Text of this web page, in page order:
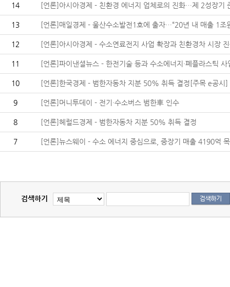
14 [언론]아시아경제 - 친환경 에너지 업체로의 진화…제 2성장기
13 [언론]매일경제 - 울산수소발전1호에 출자…“20년 내 매출 1조
12 [언론]아시아경제 - 수소연료전지 사업 확장과 친환경차 시장
11 [언론]파이낸셜뉴스 - 한전기술 등과 수소에너지·폐플라스틱
10 [언론]한국경제 - 범한자동차 지분 50% 취득 결정[주목 e공시]
9 [언론]머니투데이 - 전기·수소버스 범한車 인수
8 [언론]헤럴드경제 - 범한자동차 지분 50% 취득 결정
7 [언론]뉴스웨이 - 수소 에너지 중심으로, 중장기 매출 4190억
검색하기